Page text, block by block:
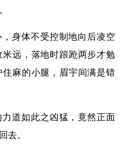
身体不受控制地向后凌空
远，落地时踉跄两步才勉
麻的小腿，眉宇间满是错
道如此之凶猛，竟然正面
去。